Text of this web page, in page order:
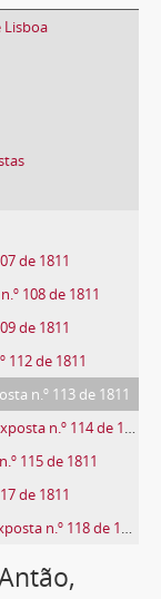
Lisboa
de 1811
108 de 1811
de 1811
112 de 1811
n.º 113 de 1811
n.º 114 de 1811
115 de 1811
de 1811
n.º 118 de 1811